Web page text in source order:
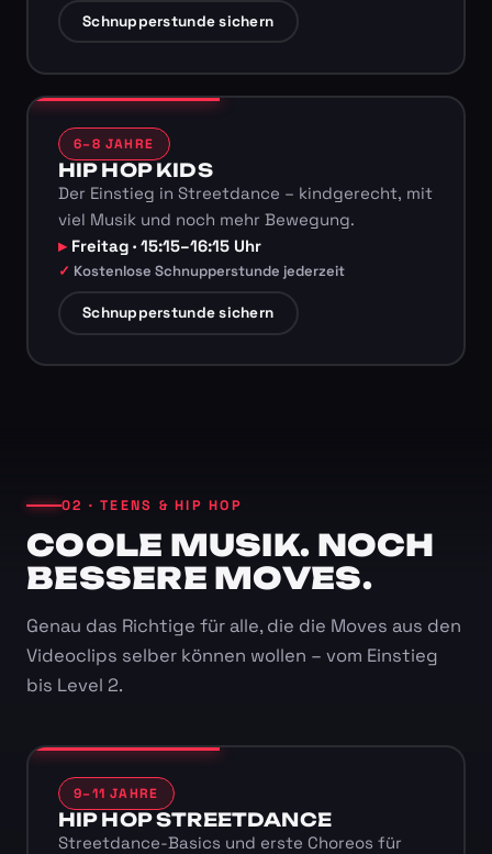
Schnupperstunde sichern
6–8 JAHRE
HIP HOP KIDS
Der Einstieg in Streetdance – kindgerecht, mit
viel Musik und noch mehr Bewegung.
Freitag · 15:15–16:15 Uhr
Kostenlose Schnupperstunde jederzeit
Schnupperstunde sichern
02 · TEENS & HIP HOP
COOLE MUSIK. NOCH
BESSERE MOVES.
Genau das Richtige für alle, die die Moves aus den
Videoclips selber können wollen – vom Einstieg
bis Level 2.
9–11 JAHRE
HIP HOP STREETDANCE
Streetdance-Basics und erste Choreos für